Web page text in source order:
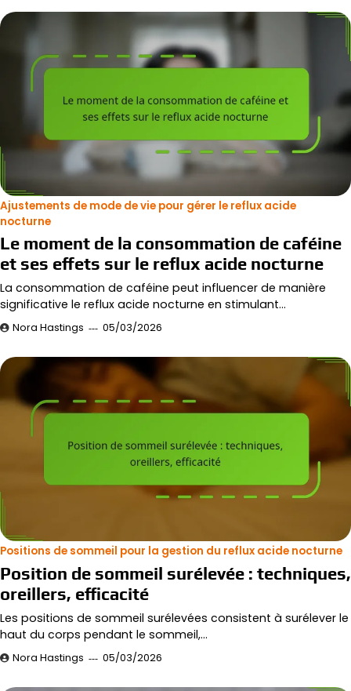
Ajustements de mode de vie pour gérer le reflux acide
nocturne
Le moment de la consommation de caféine
et ses effets sur le reflux acide nocturne
La consommation de caféine peut influencer de manière
significative le reflux acide nocturne en stimulant…
Nora Hastings 05/03/2026
Positions de sommeil pour la gestion du reflux acide nocturne
Position de sommeil surélevée : techniques,
oreillers, efficacité
Les positions de sommeil surélevées consistent à surélever le
haut du corps pendant le sommeil,…
Nora Hastings 05/03/2026